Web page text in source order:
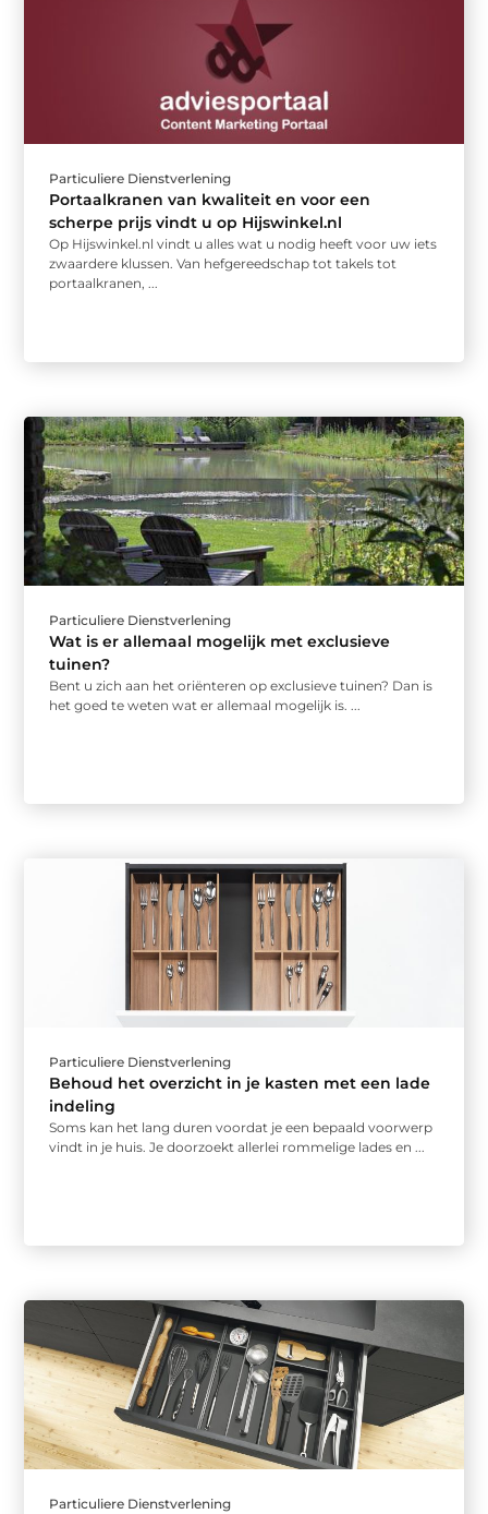
Particuliere Dienstverlening
Portaalkranen van kwaliteit en voor een
scherpe prijs vindt u op Hijswinkel.nl
Op Hijswinkel.nl vindt u alles wat u nodig heeft voor uw iets
zwaardere klussen. Van hefgereedschap tot takels tot
portaalkranen, ...
Particuliere Dienstverlening
Wat is er allemaal mogelijk met exclusieve
tuinen?
Bent u zich aan het oriënteren op exclusieve tuinen? Dan is
het goed te weten wat er allemaal mogelijk is. ...
Particuliere Dienstverlening
Behoud het overzicht in je kasten met een lade
indeling
Soms kan het lang duren voordat je een bepaald voorwerp
vindt in je huis. Je doorzoekt allerlei rommelige lades en ...
Particuliere Dienstverlening